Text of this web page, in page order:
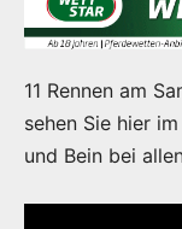
11 Rennen am
sehen Sie hier
und Bein bei